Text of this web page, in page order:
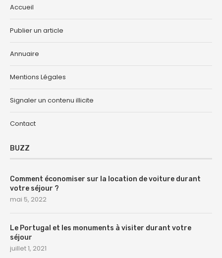
Accueil
Publier un article
Annuaire
Mentions Légales
Signaler un contenu illicite
Contact
BUZZ
Comment économiser sur la location de voiture durant
votre séjour ?
mai 5, 2022
Le Portugal et les monuments à visiter durant votre
séjour
juillet 1, 2021